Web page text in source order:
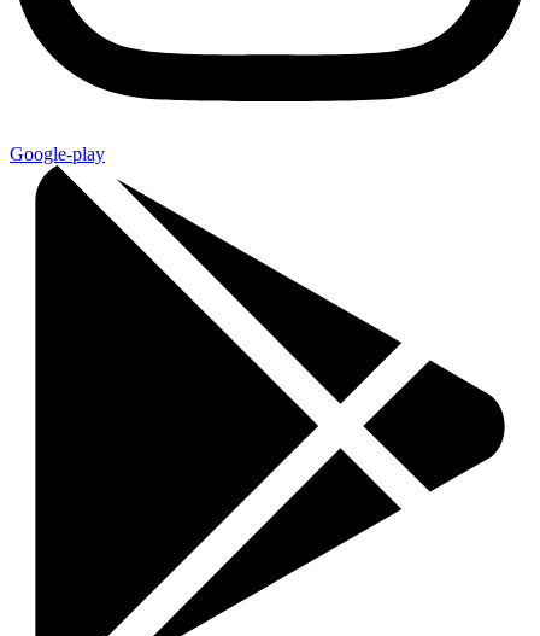
Google-play